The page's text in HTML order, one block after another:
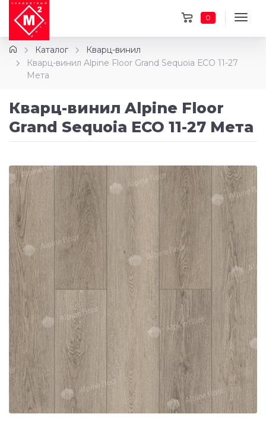
0
Каталог
Кварц-винил
Кварц-винил Alpine Floor Grand Sequoia ЕСО 11-27
Мета
Кварц-винил Alpine Floor
Grand Sequoia ЕСО 11-27 Мета